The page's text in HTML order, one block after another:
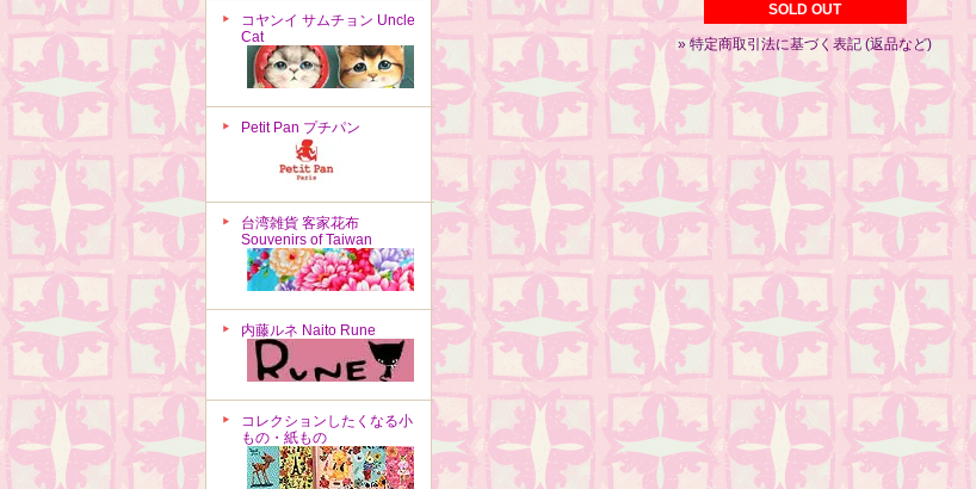
コヤンイ サムチョン Uncle
Cat
Petit Pan プチパン
台湾雑貨 客家花布
Souvenirs of Taiwan
内藤ルネ Naito Rune
コレクションしたくなる小
もの・紙もの
SOLD OUT
» 特定商取引法に基づく表記 (返品など)